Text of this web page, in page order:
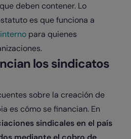
deben contener. Lo
es que funciona a
para quienes
los sindicatos
sobre la creación de
es cómo se financian. En
sindicales en el país